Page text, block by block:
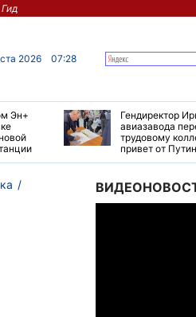
2026 07:28
Эн+
Гендиректор
авиазавода
трудовому
привет от